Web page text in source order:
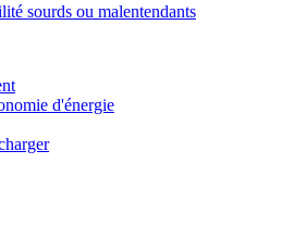
sourds ou malentendants
d'énergie